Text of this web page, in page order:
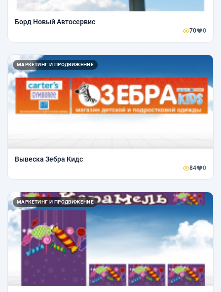
Борд Новый Автосервис
70 0
МАРКЕТИНГ И ПРОДВИЖЕНИЕ
Вывеска Зебра Кидс
84 0
МАРКЕТИНГ И ПРОДВИЖЕНИЕ